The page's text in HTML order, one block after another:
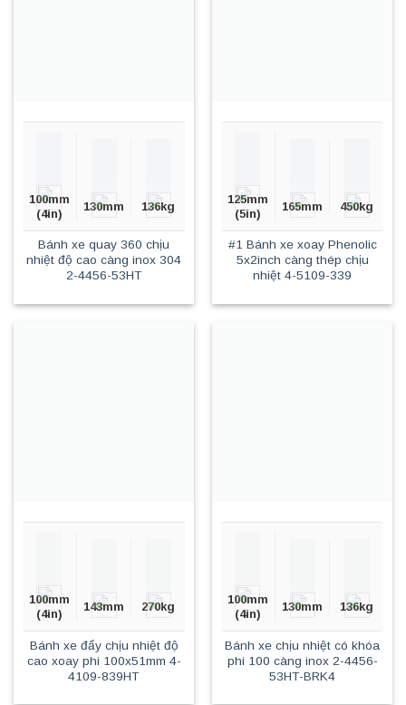
100mm
(4in)
130mm 136kg
Bánh xe quay 360 chịu
nhiệt độ cao càng inox 304
2-4456-53HT
125mm
(5in)
165mm 450kg
#1 Bánh xe xoay Phenolic
5x2inch càng thép chịu
nhiệt 4-5109-339
100mm
(4in)
143mm 270kg
Bánh xe đẩy chịu nhiệt độ
cao xoay phi 100x51mm 4-
4109-839HT
100mm
(4in)
130mm 136kg
Bánh xe chịu nhiệt có khóa
phi 100 càng inox 2-4456-
53HT-BRK4